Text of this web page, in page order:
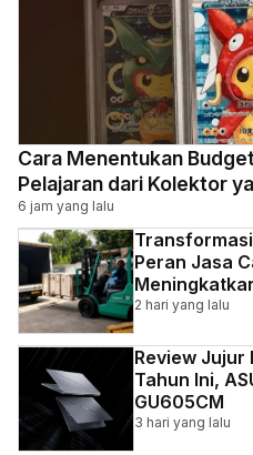
Cara Menentukan
Pelajaran dari Kolektor
6 jam yang lalu
Peran Jasa
Indonesia
2 hari yang lalu
Review Jujur
Tahun Ini,
GU605CM
3 hari yang lalu